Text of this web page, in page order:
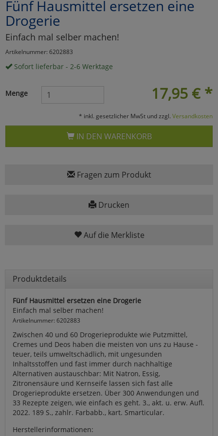
Fünf Hausmittel ersetzen eine
Drogerie
Einfach mal selber machen!
Artikelnummer: 6202883
Sofort lieferbar - 2-6 Werktage
17,95 € *
Menge
* inkl. gesetzlicher MwSt und zzgl. Versandkosten
IN DEN WARENKORB
Fragen zum Produkt
Drucken
Auf die Merkliste
Produktdetails
Fünf Hausmittel ersetzen eine Drogerie
Einfach mal selber machen!
Artikelnummer: 6202883
Zwischen 40 und 60 Drogerieprodukte wie Putzmittel,
Cremes und Deos haben die meisten von uns zu Hause -
teuer, teils umweltschädlich, mit ungesunden
Inhaltsstoffen und fast immer durch nachhaltige
Alternativen austauschbar: Mit Natron, Essig,
Zitronensäure und Kernseife lassen sich fast alle
Drogerieprodukte ersetzen. Über 300 Anwendungen und
33 Rezepte zeigen, wie einfach es geht. 3., akt. u. erw. Aufl.
2022. 189 S., zahlr. Farbabb., kart. Smarticular.
Herstellerinformationen:
Marketing
Cookies
Einstellungen speichern
zurückzu Haupptseite